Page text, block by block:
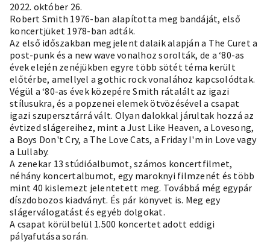
2022. október 26.
Robert Smith 1976-ban alapította meg bandáját, első
koncertjüket 1978-ban adták.
Az első időszakban megjelent dalaik alapján a The Curet a
post-punk és a new wave vonalhoz sorolták, de a ‘80-as
évek elején zenéjükben egyre több sötét téma került
előtérbe, amellyel a gothic rock vonalához kapcsolódtak.
Végül a ‘80-as évek közepére Smith rátalált az igazi
stílusukra, és a popzenei elemek ötvözésével a csapat
igazi szupersztárrá vált. Olyan dalokkal járultak hozzá az
évtized slágereihez, mint a Just Like Heaven, a Lovesong,
a Boys Don't Cry, a The Love Cats, a Friday I'm in Love vagy
a Lullaby.
A zenekar 13 stúdióalbumot, számos koncertfilmet,
néhány koncertalbumot, egy maroknyi filmzenét és több
mint 40 kislemezt jelentetett meg. Továbbá még egypár
díszdobozos kiadványt. És pár könyvet is. Meg egy
slágerválogatást és egyéb dolgokat.
A csapat körülbelül 1.500 koncertet adott eddigi
pályafutása során.